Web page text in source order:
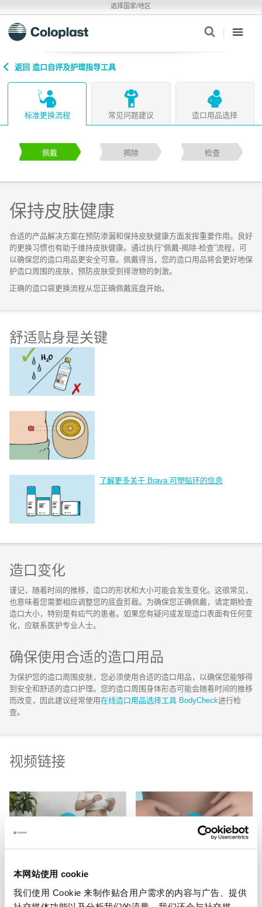
本网站使用 cookie
我们使用 Cookie 来制作贴合用户需求的内容与广告、提供
选择国家/地区
返回 造口自评及护理指导工具
标准更换流程 常见问题建议 造口用品选择
佩戴 揭除 检查
保持皮肤健康
合适的产品解决方案在预防渗漏和保持皮肤健康方面发挥重要作用。良好
的更换习惯也有助于维持皮肤健康。通过执行“佩戴-揭除-检查”流程，可
以确保您的造口用品更安全可靠。佩戴得当，您的造口用品将会更好地保
护造口周围的皮肤，预防皮肤受到排泄物的刺激。
正确的造口袋更换流程从您正确佩戴底盘开始。
舒适贴身是关键
了解更多关于 Brava 可塑贴环的信息
造口变化
谨记，随着时间的推移，造口的形状和大小可能会发生变化。这很常见，
也意味着您需要相应调整您的底盘剪裁。为确保您正确佩戴，请定期检查
造口大小，特别是有疝气的患者。如果您有疑问或发现造口表面有任何变
化，应联系医护专业人士。
确保使用合适的造口用品
为保护您的造口周围皮肤，您必须使用合适的造口用品，以确保您能够得
到安全和舒适的造口护理。您的造口周围身体形态可能会随着时间的推移
而改变，因此建议经常使用在线造口用品选择工具 BodyCheck进行检
查。
视频链接
造口袋标准更换流
程
塑贴环